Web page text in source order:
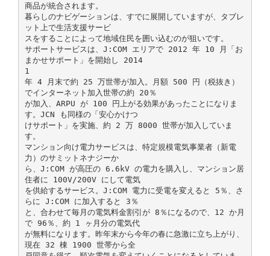
商品が統合されます。
暮らしのナビゲーションは、すでに展開していますが、タブレ
ット上で生活支援サービ
スをすることによって地域住民を囲い込むのが狙いです。
サポートサービスは、J:COM エリアで 2012 年 10 月「お
まかせサポート」を開始し 2014
1
年 4 月末で約 25 万世帯が加入。月額 500 円（税抜き）
でインターネット加入世帯の約 20％
が加入、ARPU が 100 円上がる効果があったことになりま
す。JCN も同様の「安心かけつ
けサポート」を実施、約 2 万 8000 世帯が加入していま
す。
マンション向け電力サービスは、特定規模電気事業者（新電
力）のサミットネナジーか
ら、J:COM が高圧の 6.6kV の電力を購入し、マンション居
住者に 100V/200V にして電気
を供給するサービス。J:COM 電力に受電を変えると 5％、さ
らに J:COM に加入すると 3％
と、合わせて毎月の電気料金割引が 8％になるので、12 か月
で 96％、約 1 ヶ月分の電気代
が無料になります。昨年末から今年の春に急激に立ち上がり、
現在 32 棟 1900 世帯から全